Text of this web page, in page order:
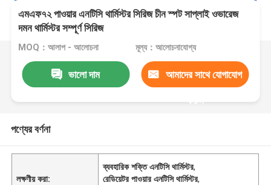
এমএফ৭২ পাওয়ার এনটিসি থার্মিস্টর সিরিজ চীন স্পট সাপ্লাই ওভারেজ
দমন থার্মিস্টর সম্পূর্ণ সিরিজ
MOQ：আলাপ - আলোচনা মূল্য：আলোচনাযোগ্য
ভালো দাম আমাদের সাথে যোগাযোগ
করুন
পণ্যের বর্ণনা
লক্ষণীয় করা:
ব্যবহারিক শক্তি এনটিসি থার্মিস্টর,
রেডিয়েটর পাওয়ার এনটিসি থার্মিস্টর,